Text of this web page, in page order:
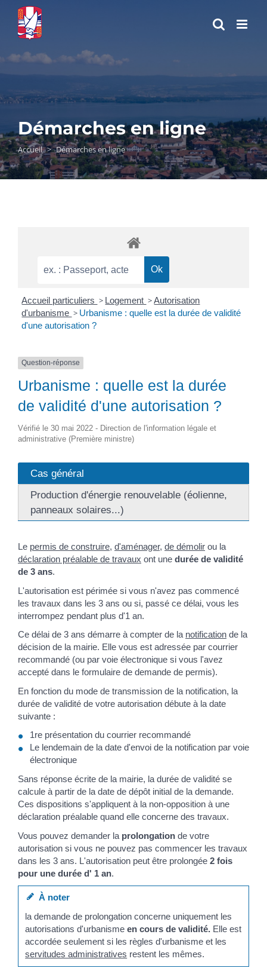
Passer
contenu
Démarches en ligne
Accueil > Démarches en ligne
Accueil particuliers > Logement > Autorisation
d'urbanisme > Urbanisme : quelle est la durée de validité
d'une autorisation ?
Question-réponse
Urbanisme : quelle est la durée
de validité d'une autorisation ?
Vérifié le 30 mai 2022 - Direction de l'information légale et
administrative (Première ministre)
Cas général
Production d'énergie renouvelable (éolienne,
panneaux solaires...)
Le permis de construire, d'aménager, de démolirou la
déclaration préalable de travaux ont une durée de validité
de 3 ans.
L'autorisation est périmée si vous n'avez pas commencé
les travaux dans les 3 ans ou si, passé ce délai, vous les
interrompez pendant plus d'1 an.
Ce délai de 3 ans démarre à compter de la notificationde la
décision de la mairie. Elle vous est adressée par courrier
recommandé (ou par voie électronique si vous l'avez
accepté dans le formulaire de demande de permis).
En fonction du mode de transmission de la notification, la
durée de validité de votre autorisation débute à la date
suivante :
1représentation du courrier recommandé
Le lendemain de la date d'envoi de la notification par voie
électronique
Sans réponse écrite de la mairie, la durée de validité se
calcule à partir de la date de dépôt initial de la demande.
Ces dispositions s'appliquent à la non-opposition à une
déclaration préalable quand elle concerne des travaux.
Vous pouvez demander la prolongationde votre
autorisation si vous ne pouvez pas commencer les travaux
dans les 3 ans. L'autorisation peut être prolongée 2 fois
pour une durée d' 1 an.
À noter
la demande de prolongation concerne uniquement les
autorisations d'urbanismeen cours de validité. Elle est
accordée seulement si les règles d'urbanisme et les
servitudes administratives restent les mêmes.